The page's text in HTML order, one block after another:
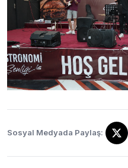
Sosyal Medyada Paylaş:
Bağlantı kopyalandı!